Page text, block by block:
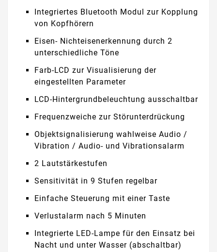
Integriertes Bluetooth Modul zur Kopplung
von Kopfhörern
Eisen- Nichteisenerkennung durch 2
unterschiedliche Töne
Farb-LCD zur Visualisierung der
eingestellten Parameter
LCD-Hintergrundbeleuchtung ausschaltbar
Frequenzweiche zur Störunterdrückung
Objektsignalisierung wahlweise Audio /
Vibration / Audio- und Vibrationsalarm
2 Lautstärkestufen
Sensitivität in 9 Stufen regelbar
Einfache Steuerung mit einer Taste
Verlustalarm nach 5 Minuten
Integrierte LED-Lampe für den Einsatz bei
Nacht und unter Wasser (abschaltbar)